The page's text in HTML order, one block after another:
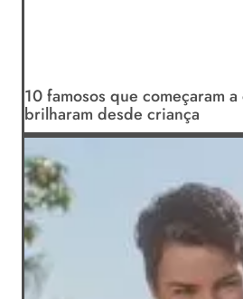
10 famosos que começaram
brilharam desde criança